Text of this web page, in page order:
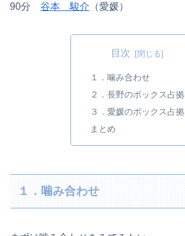
90分 谷本 駿介 （愛媛）
目次
１．噛み合わせ
２．長野のボックス占拠
３．愛媛のボックス占拠
まとめ
１．噛み合わせ